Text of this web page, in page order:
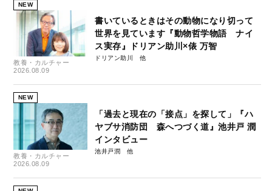
NEW
教養・カルチャー
2026.08.09
書いているときはその動物になり切って
世界を見ています『動物哲学物語 ナイ
ス実存』ドリアン助川×俵 万智
ドリアン助川
NEW
教養・カルチャー
2026.08.09
「過去と現在の「接点」を探して」『ハ
ヤブサ消防団 森へつづく道』池井戸 潤
インタビュー
池井戸潤